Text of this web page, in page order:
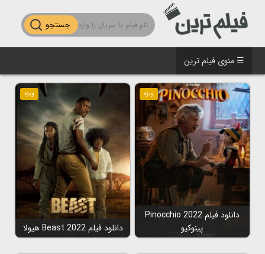
جستجو
☰ منوی فیلم ترین
ویژه
دانلود فیلم Pinocchio 2022
پینوکیو
ویژه
دانلود فیلم Beast 2022 هیولا